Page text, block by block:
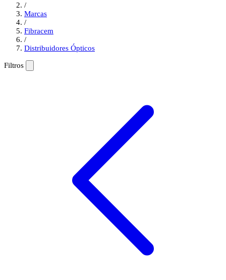
/
Marcas
/
Fibracem
/
Distribuidores Ópticos
Filtros